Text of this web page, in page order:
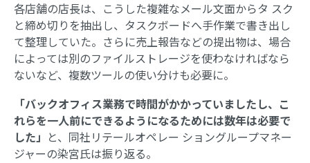
各店舗の店長は、こうした複雑なメール文面からタ スク
と締め切りを抽出し、タスクボードへ手作業で書き出し
て整理していた。さらに売上報告などの提出物は、場合
によっては別のファイルストレージを使わなければなら
ないなど、複数ツールの使い分けも必要に。
「バックオフィス業務で時間がかかっていましたし、こ
れらを一人前にできるようになるためには数年は必要で
した」 と、同社リテールオペレー ショングループマネー
ジャーの染宮氏は振り返る。